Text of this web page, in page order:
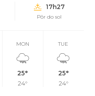
17h27
Pôr do sol
MON
25°
24°
TUE
25°
24°